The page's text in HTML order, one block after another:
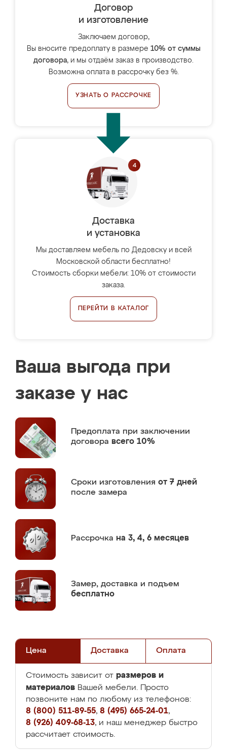
Договор
и изготовление
Заключаем договор,
Вы вносите предоплату в размере 10% от суммы
договора, и мы отдаём заказ в производство.
Возможна оплата в рассрочку без %.
УЗНАТЬ О РАССРОЧКЕ
Доставка
и установка
Мы доставляем мебель по Дедовску и всей
Московской области бесплатно!
Стоимость сборки мебели: 10% от стоимости
заказа.
ПЕРЕЙТИ В КАТАЛОГ
Ваша выгода при
заказе у нас
Предоплата при заключении
договора всего 10%
Сроки изготовления от 7 дней
после замера
Рассрочка на 3, 4, 6 месяцев
Замер, доставка и подъем
бесплатно
Цена Доставка Оплата
Стоимость зависит от размеров и
материалов Вашей мебели. Просто
позвоните нам по любому из телефонов:
8 (800) 511-89-55, 8 (495) 665-24-01,
8 (926) 409-68-13, и наш менеджер быстро
рассчитает стоимость.